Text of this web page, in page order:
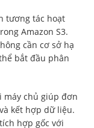
tương tác hoạt
Amazon S3.
cần cơ sở hạ
bắt đầu phân
chủ giúp đơn
kết hợp dữ liệu.
hợp gốc với